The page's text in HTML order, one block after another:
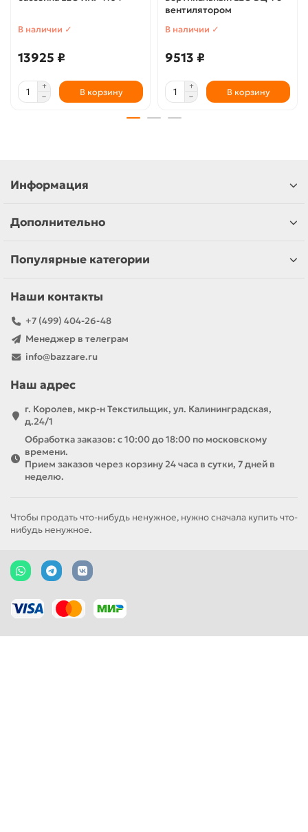
В наличии ✓
13925 ₽
В корзину
вентилятором
В наличии ✓
9513 ₽
В корзину
Информация
Дополнительно
Популярные категории
Наши контакты
+7 (499) 404-26-48
Менеджер в телеграм
info@bazzare.ru
Наш адрес
г. Королев, мкр-н Текстильщик, ул. Калининградская,
д.24/1
Обработка заказов: с 10:00 до 18:00 по московскому
времени.
Прием заказов через корзину 24 часа в сутки, 7 дней в
неделю.
Чтобы продать что-нибудь ненужное, нужно сначала купить что-
нибудь ненужное.